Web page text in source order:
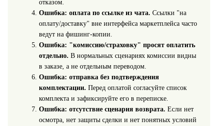
отказом.
Ошибка: оплата по ссылке из чата. Ссылки "на
оплату/доставку" вне интерфейса маркетплейса часто
ведут на фишинг-копии.
Ошибка: "комиссию/страховку" просят оплатить
отдельно. В нормальных сценариях комиссии видны
в заказе, а не отдельным переводом.
Ошибка: отправка без подтверждения
комплектации. Перед оплатой согласуйте список
комплекта и зафиксируйте его в переписке.
Ошибка: отсутствие сценария возврата. Если нет
осмотра, нет защиты сделки и нет понятных условий